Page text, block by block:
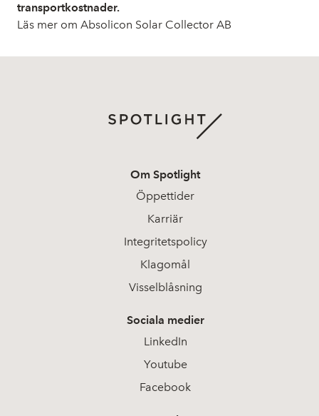
transportkostnader.
Läs mer om Absolicon Solar Collector AB
Om Spotlight
Öppettider
Karriär
Integritetspolicy
Klagomål
Visselblåsning
Sociala medier
LinkedIn
Youtube
Facebook